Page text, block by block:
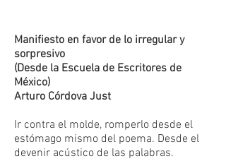
Manifiesto en favor de lo irregular y
sorpresivo
(Desde la Escuela de Escritores de
México)
Arturo Córdova Just
Ir contra el molde, romperlo desde el
estómago mismo del poema. Desde el
devenir acústico de las palabras.